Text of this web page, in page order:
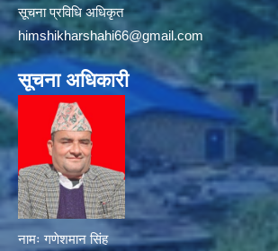
सूचना प्रविधि अधिकृत
himshikharshahi66@gmail.com
सूचना अधिकारी
नामः गणेशमान सिंह